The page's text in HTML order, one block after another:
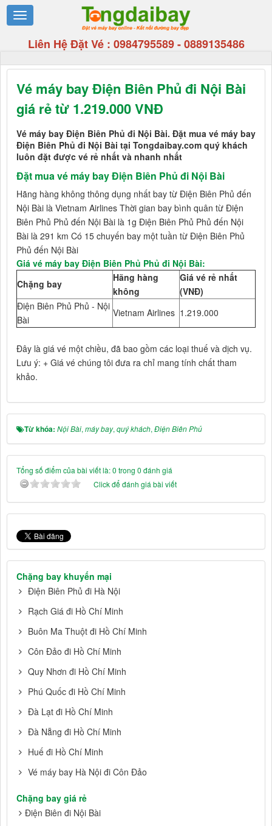
Liên Hệ Đặt Vé : 0984795589-0889135486
Vé máy bay Điện Biên Phủ đi Nội Bài
giá rẻ từ 1.219.000 VNĐ
Vé máy bay Điện Biên Phủ đi Nội Bài. Đặt mua vé máy bay
Điện Biên Phủ đi Nội Bài tại Tongdaibay.com quý khách
luôn đặt được vé rẻ nhất và nhanh nhất
Đặt mua vé máy bay Điện Biên Phủ đi Nội Bài
Hãng hàng không thông dụng nhất bay từ Điện Biên Phủ đến
Nội Bài là Vietnam Airlines Thời gian bay bình quân từ Điện
Biên Phủ Phủ đến Nội Bài là 1g Điện Biên Phủ Phủ đến Nội
Bài là 291 km Có 15 chuyến bay một tuần từ Điện Biên Phủ
Phủ đến Nội Bài
Giá vé máy bay Điện Biên Phủ Phủ đi Nội Bài:
Chặng bay
Hãng hàng
không
Giá vé rẻ nhất
(VNĐ)
Điện Biên Phủ Phủ - Nội
Bài
Vietnam Airlines 1.219.000
Đây là giá vé một chiều, đã bao gồm các loại thuế và dịch vụ.
Lưu ý: + Giá vé chúng tôi đưa ra chỉ mang tính chất tham
khảo.
Từ khóa: Nội Bài, máy bay, quý khách, Điện Biên Phủ
Tổng số điểm của bài viết là: 0 trong 0 đánh giá
Click để đánh giá bài viết
Chặng bay khuyến mại
Điện Biên Phủ đi Hà Nội
Rạch Giá đi Hồ Chí Minh
Buôn Ma Thuột đi Hồ Chí Minh
Côn Đảo đi Hồ Chí Minh
Quy Nhơn đi Hồ Chí Minh
Phú Quốc đi Hồ Chí Minh
Đà Lạt đi Hồ Chí Minh
Đà Nẵng đi Hồ Chí Minh
Huế đi Hồ Chí Minh
Vé máy bay Hà Nội đi Côn Đảo
Chặng bay giá rẻ
Điện Biên đi Nội Bài